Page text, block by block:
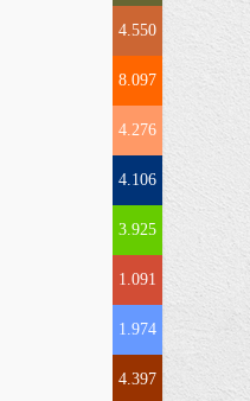
4.550
8.097
4.276
4.106
3.925
1.091
1.974
4.397